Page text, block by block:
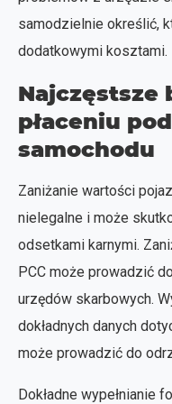
samodzielnie określić,
dodatkowymi kosztami.
Najczęstsze
płaceniu
samochodu
Zaniżanie wartości
nielegalne i może
odsetkami karnymi.
PCC może prowadzić
urzędów skarbowych.
dokładnych danych
może prowadzić do
Dokładne wypełnianie